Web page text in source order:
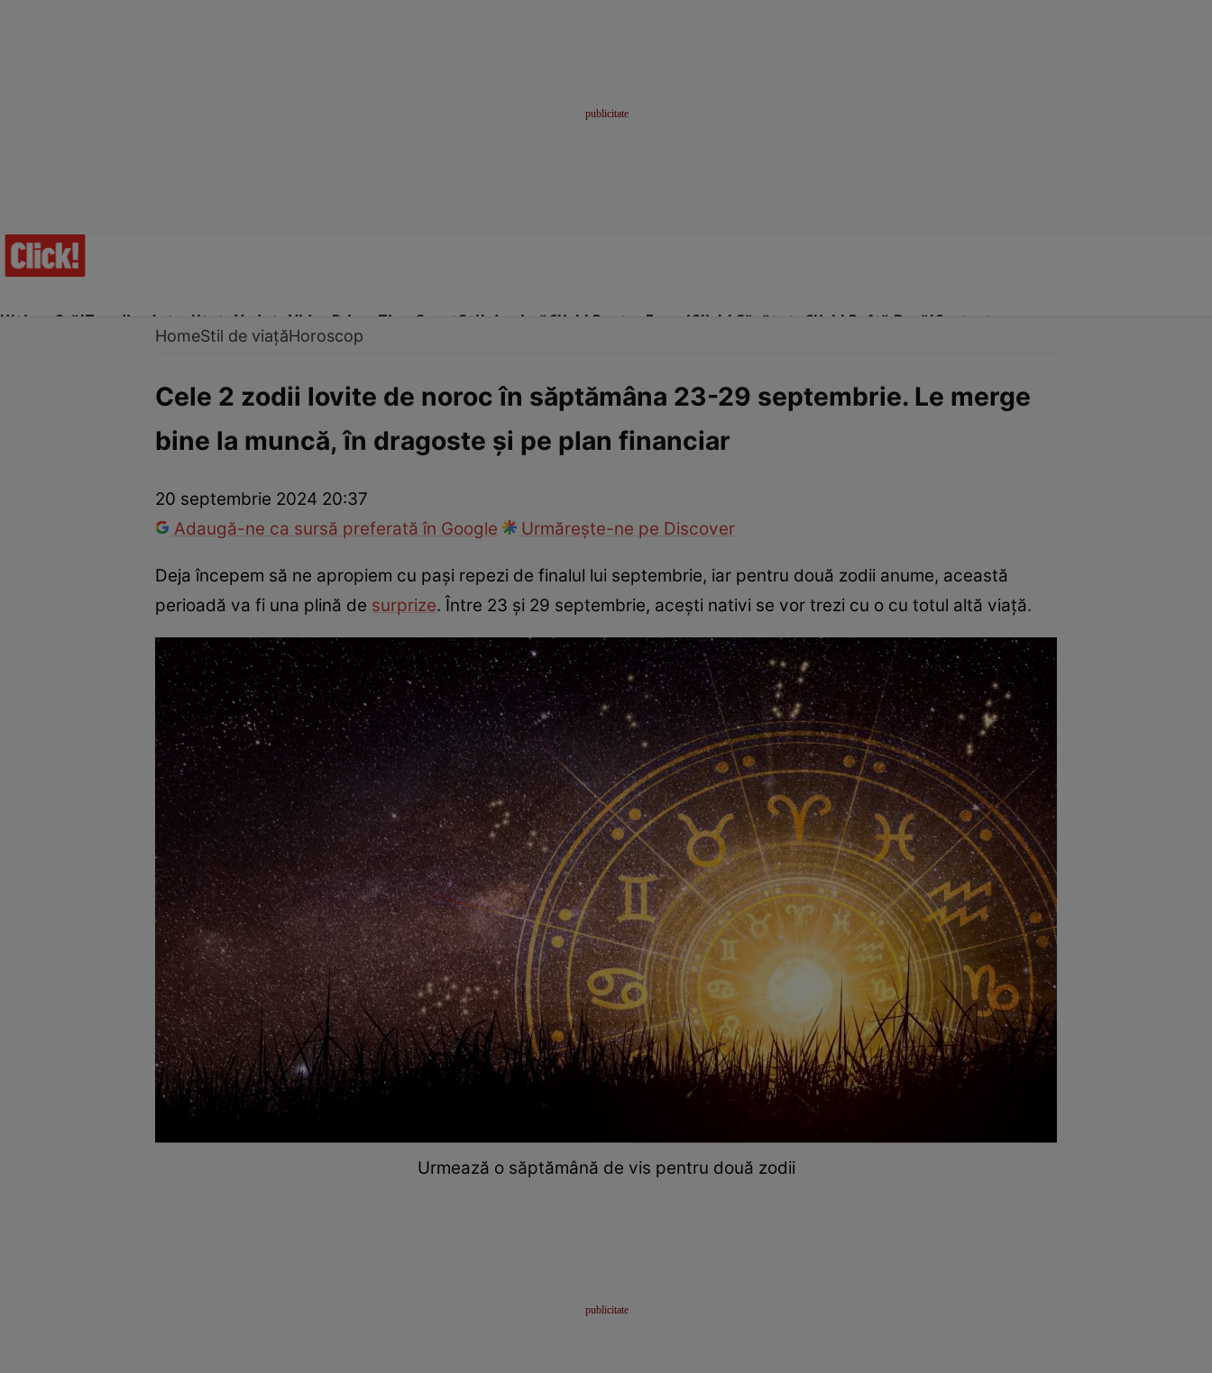
Ultima Oră!Trending Actualitate Vedete Video Prime Time SportStil de viațăClick! Pentru FemeiClick! Sănătate Click! Poftă Bună!Contact
Dragoste și SexEvenimenteHoroscopRețete culinareTravel
HomeStil de viațăHoroscop
Cele 2 zodii lovite de noroc în săptămâna 23-29 septembrie. Le merge
bine la muncă, în dragoste și pe plan financiar
20 septembrie 2024 20:37
Adaugă-ne ca sursă preferată în Google
Urmărește-ne pe Discover
Deja începem să ne apropiem cu pași repezi de finalul lui septembrie, iar pentru două zodii anume, această
perioadă va fi una plină de surprize. Între 23 și 29 septembrie, acești nativi se vor trezi cu o cu totul altă viață.
Urmează o săptămână de vis pentru două zodii